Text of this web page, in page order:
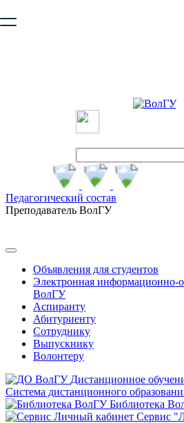
безопасную работу с сайтом.
Педагогический состав
Преподаватель ВолГУ
Объявления для студентов
Электронная информационно-
ВолГУ
Аспиранту
Абитуриенту
Сотруднику
Выпускнику
Волонтеру
Дистанционное
Система дистанционного
Библиотека
Сервис